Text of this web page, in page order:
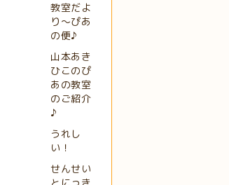
教室だよ
り～ぴあ
の便♪
山本あき
ひこのぴ
あの教室
のご紹介
♪
うれし
い！
せんせい